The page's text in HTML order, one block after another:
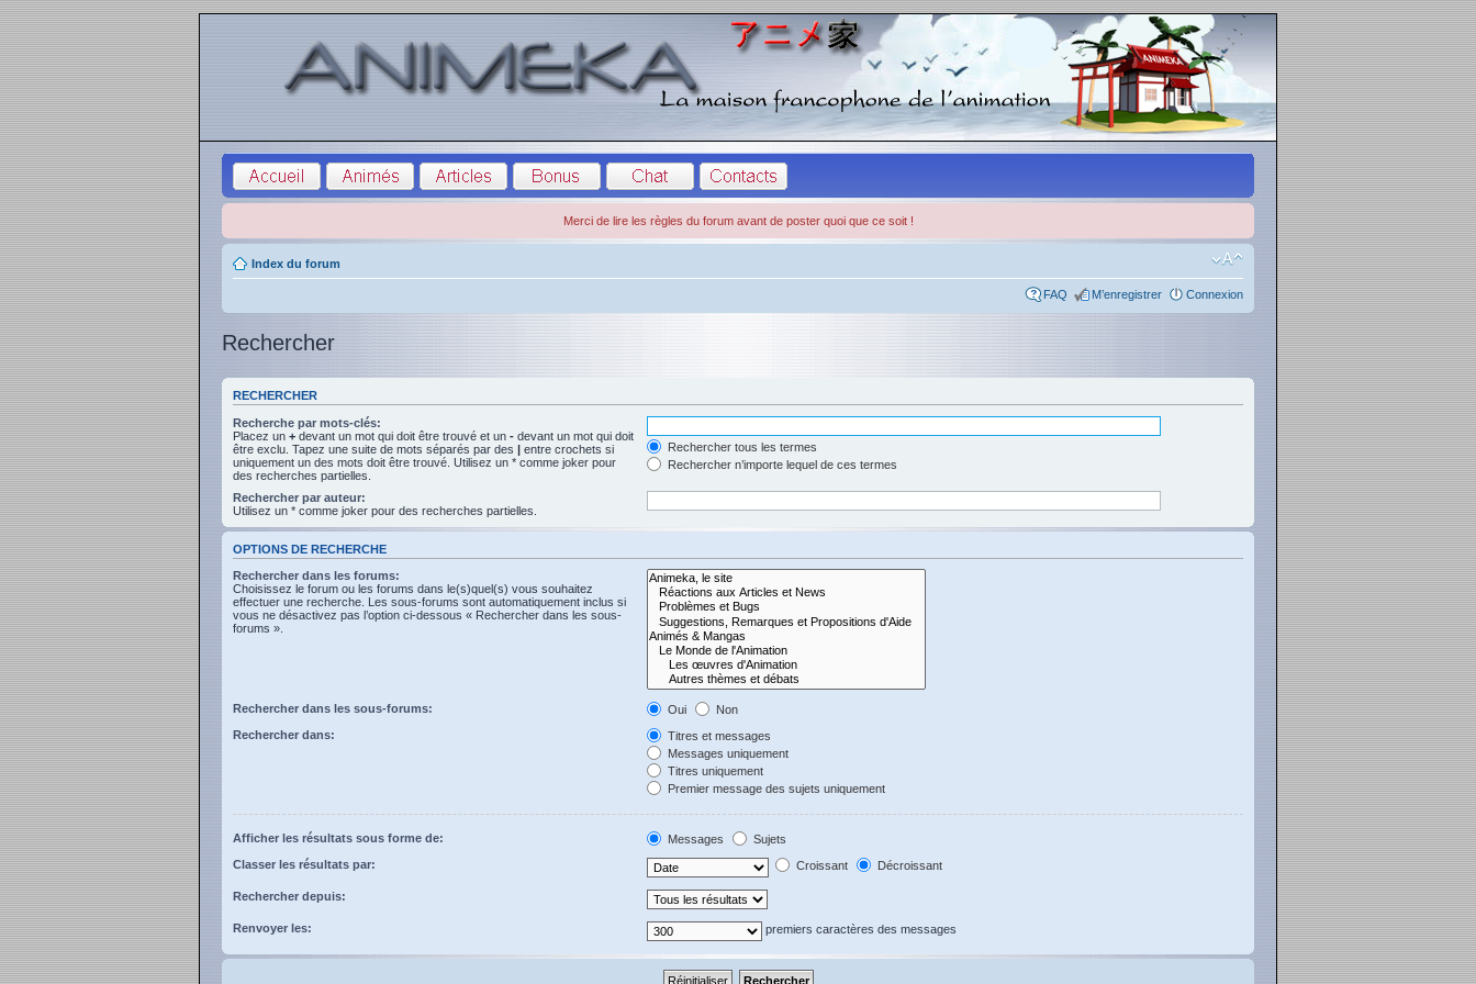
Merci de lire les règles du forum avant de poster quoi que ce soit !
Index du forum
FAQ M’enregistrer Connexion
Rechercher
RECHERCHER
Recherche par mots-clés:
Placez un + devant un mot qui doit être trouvé et un - devant un mot qui doit
être exclu. Tapez une suite de mots séparés par des | entre crochets si
uniquement un des mots doit être trouvé. Utilisez un * comme joker pour
des recherches partielles.
Rechercher tous les termes
Rechercher n’importe lequel de ces termes
Rechercher par auteur:
Utilisez un * comme joker pour des recherches partielles.
OPTIONS DE RECHERCHE
Rechercher dans les forums:
Choisissez le forum ou les forums dans le(s)quel(s) vous souhaitez
effectuer une recherche. Les sous-forums sont automatiquement inclus si
vous ne désactivez pas l’option ci-dessous « Rechercher dans les sous-
forums ».
Rechercher dans les sous-forums: Oui
Non
Rechercher dans:
Titres et messages
Messages uniquement
Titres uniquement
Premier message des sujets uniquement
Afficher les résultats sous forme de: Messages
Sujets
Classer les résultats par:
Croissant Décroissant
Rechercher depuis:
Renvoyer les: premiers caractères des messages